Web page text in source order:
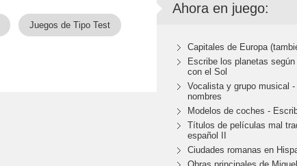
Juegos de Tipo Test
Ahora en juego:
Capitales de Europa
Escribe los planetas
con el Sol
Vocalista y grupo musical
nombres
Modelos de coches -
Títulos de películas mal
español II
Ciudades romanas en